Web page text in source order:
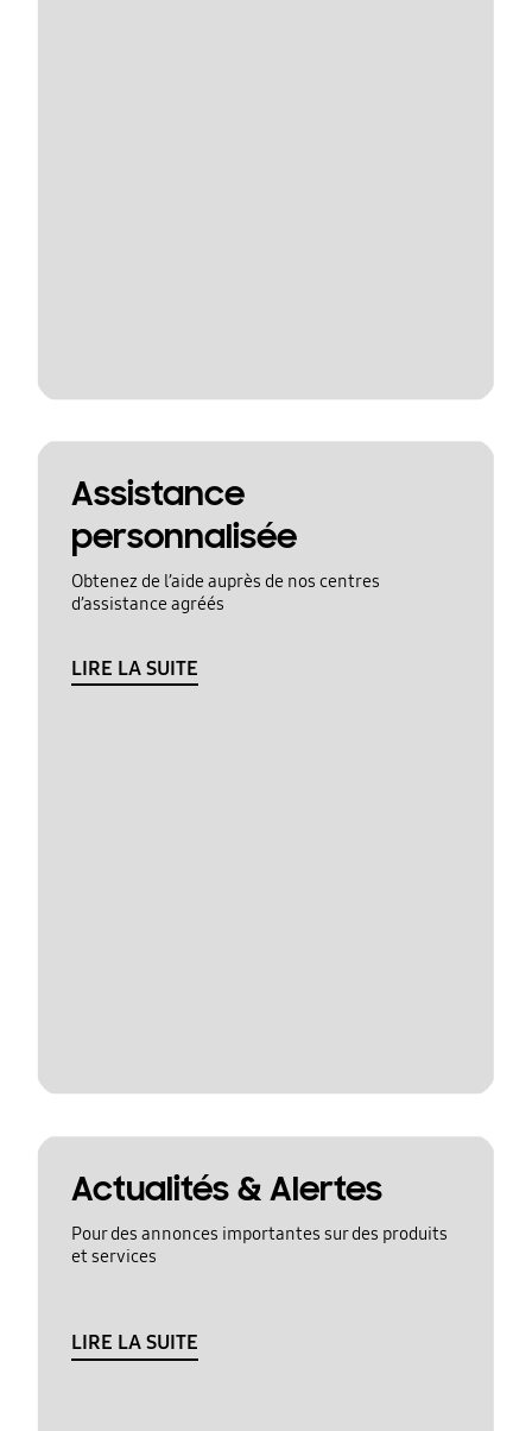
Assistance
personnalisée
Obtenez de l’aide auprès de nos centres
d’assistance agréés
LIRE LA SUITE
Actualités & Alertes
Pour des annonces importantes sur des produits
et services
LIRE LA SUITE